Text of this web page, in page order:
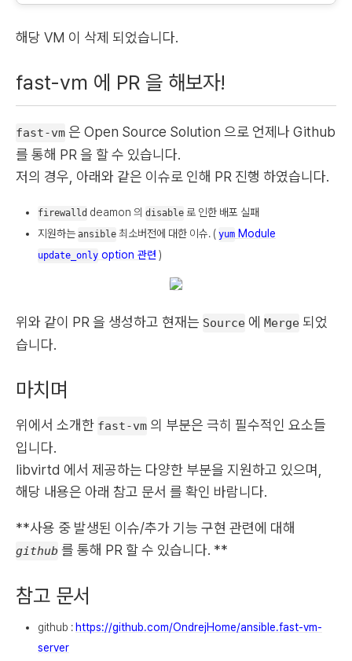
해당 VM 이 삭제 되었습니다.
fast-vm 에 PR 을 해보자!
fast-vm 은 Open Source Solution 으로 언제나 Github
를 통해 PR 을 할 수 있습니다.
저의 경우, 아래와 같은 이슈로 인해 PR 진행 하였습니다.
firewalld deamon 의 disable 로 인한 배포 실패
지원하는 ansible 최소버전에 대한 이슈. ( yum Module
update_only option 관련 )
위와 같이 PR 을 생성하고 현재는 Source 에 Merge 되었
습니다.
마치며
위에서 소개한 fast-vm 의 부분은 극히 필수적인 요소들
입니다.
libvirtd 에서 제공하는 다양한 부분을 지원하고 있으며,
해당 내용은 아래 참고 문서 를 확인 바람니다.
**사용 중 발생된 이슈/추가 기능 구현 관련에 대해
github 를 통해 PR 할 수 있습니다. **
참고 문서
github : https://github.com/OndrejHome/ansible.fast-vm-
server